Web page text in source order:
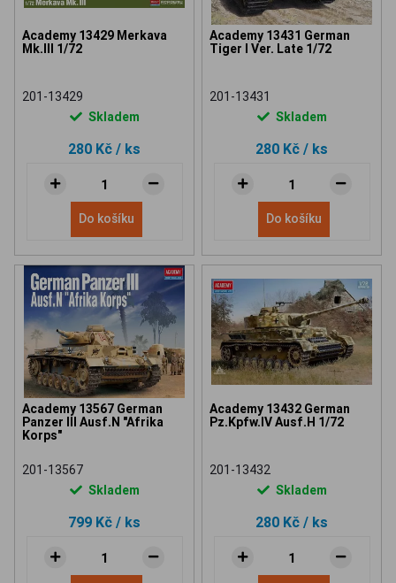
Academy 13429 Merkava
Mk.III 1/72
201-13429
Skladem
280 Kč / ks
Do košíku
Academy 13431 German
Tiger I Ver. Late 1/72
201-13431
Skladem
280 Kč / ks
Do košíku
Academy 13567 German
Panzer III Ausf.N "Afrika
Korps"
201-13567
Skladem
799 Kč / ks
Academy 13432 German
Pz.Kpfw.IV Ausf.H 1/72
201-13432
Skladem
280 Kč / ks